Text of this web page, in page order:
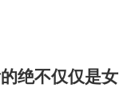
绝不仅仅是女